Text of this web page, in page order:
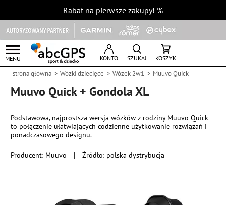
Rabat na pierwsze zakupy! %
MENU KONTO SZUKAJ KOSZYK
strona główna Wózki dziecięce Wózek 2w1 Muuvo Quick
Muuvo Quick + Gondola XL
Producent: Muuvo | Źródło: polska dystrybucja
Podstawowa, najprostsza wersja wózków z rodziny Muuvo Quick
to połączenie ułatwiających codzienne użytkowanie rozwiązań i
ponadczasowego designu.